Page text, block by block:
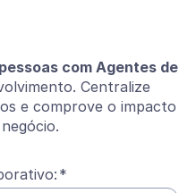
com Agentes de
Centralize
e comprove o impacto
*